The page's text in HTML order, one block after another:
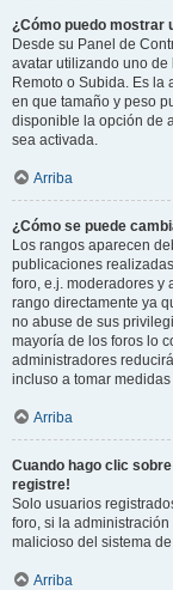
¿Cómo puedo mostrar
Desde su Panel de
avatar utilizando uno de
Remoto o Subida. Es
en que tamaño y peso
disponible la opción de
sea activada.
Arriba
¿Cómo se puede
Los rangos aparecen
publicaciones
foro, e.j. moderadores y
rango directamente ya
no abuse de sus
mayoría de los foros lo
administradores
incluso a tomar
Arriba
Cuando hago clic
registre!
Solo usuarios
foro, si la
malicioso del sistema
Arriba